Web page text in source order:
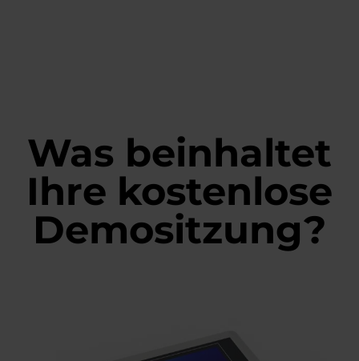
Was beinhaltet
Ihre kostenlose
Demositzung?